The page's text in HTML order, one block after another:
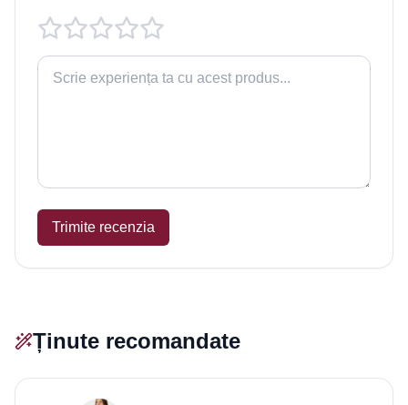
Trimite recenzia
Ținute recomandate